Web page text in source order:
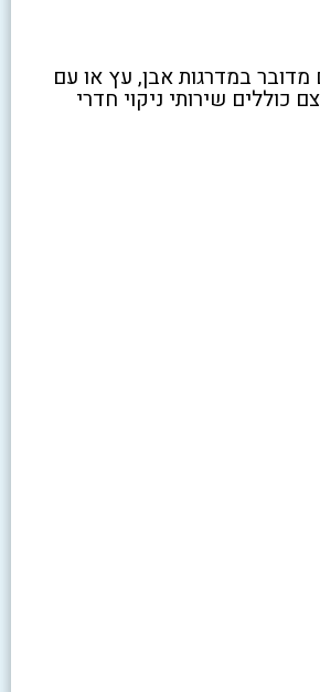
במדרגות אבן, עץ או עם
כוללים שירותי ניקוי חדרי